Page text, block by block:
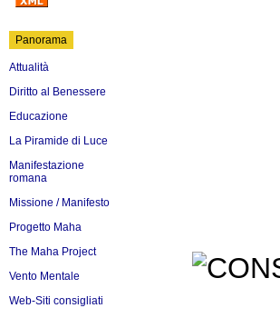
Panorama
Attualità
Diritto al Benessere
Educazione
La Piramide di Luce
Manifestazione
romana
Missione / Manifesto
Progetto Maha
The Maha Project
Vento Mentale
Web-Siti consigliati